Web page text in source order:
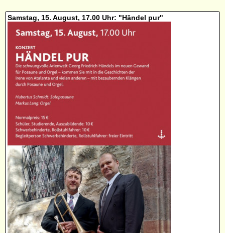
Samstag, 15. August, 17.00 Uhr: "Händel pur"